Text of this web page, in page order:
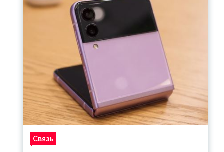
Связь